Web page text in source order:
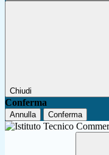
Chiudi
Conferma
Annulla Conferma